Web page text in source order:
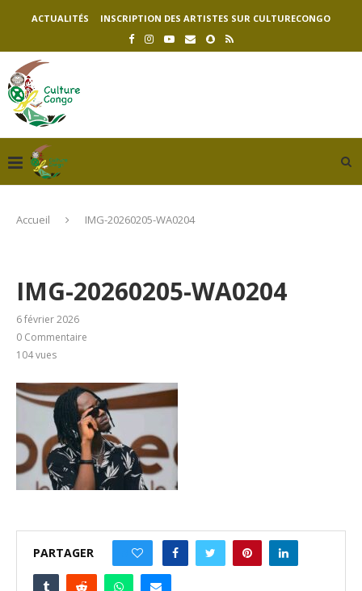
ACTUALITÉS INSCRIPTION DES ARTISTES SUR CULTURECONGO
Accueil IMG-20260205-WA0204
IMG-20260205-WA0204
6 février 2026
0 Commentaire
104vues
PARTAGER